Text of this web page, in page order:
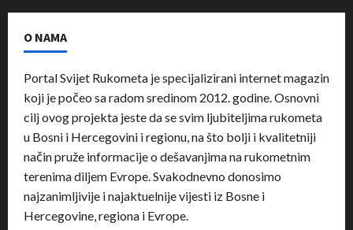
O NAMA
Portal Svijet Rukometa je specijalizirani internet magazin
koji je počeo sa radom sredinom 2012. godine. Osnovni
cilj ovog projekta jeste da se svim ljubiteljima rukometa
u Bosni i Hercegovini i regionu, na što bolji i kvalitetniji
način pruže informacije o dešavanjima na rukometnim
terenima diljem Evrope. Svakodnevno donosimo
najzanimljivije i najaktuelnije vijesti iz Bosne i
Hercegovine, regiona i Evrope.